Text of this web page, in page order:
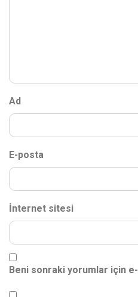
Ad
E-posta
İnternet sitesi
Beni sonraki yorumlar için